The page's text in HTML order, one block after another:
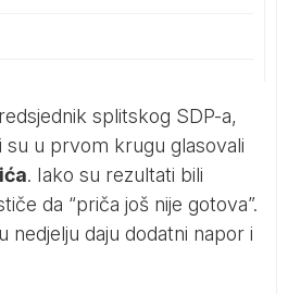
splitskog SDP-a,
su u prvom krugu glasovali
. Iako su rezultati bili
da “priča još nije gotova”.
nedjelju daju dodatni napor i